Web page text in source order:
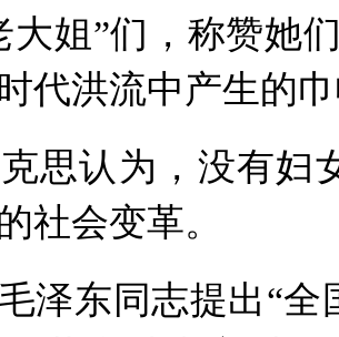
大姐”们，称赞她
代洪流中产生的
认为，没有妇
社会变革。
东同志提出“全